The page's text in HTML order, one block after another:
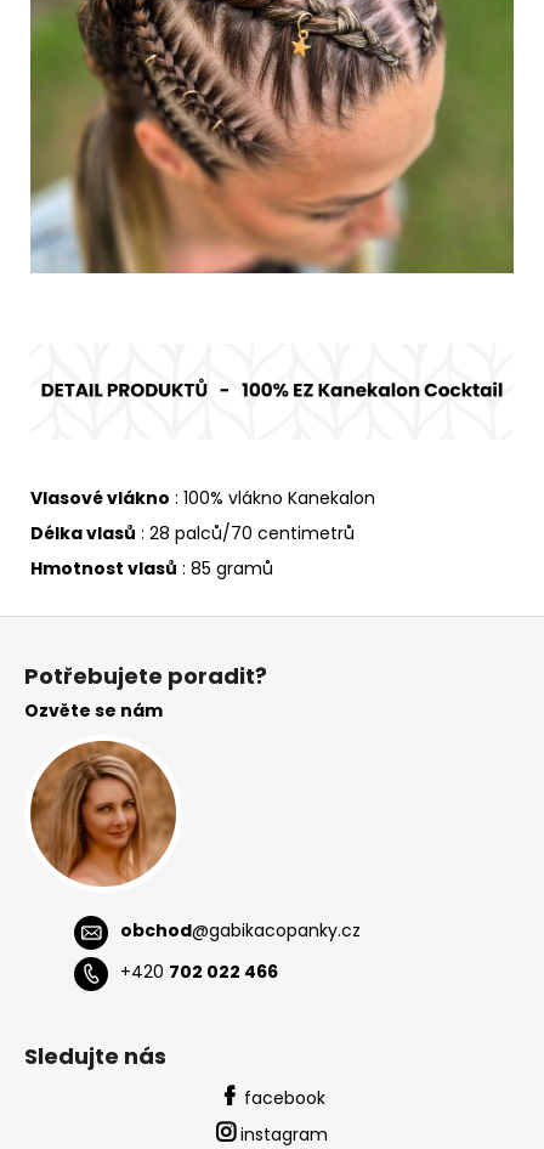
Vlasové vlákno : 100% vlákno Kanekalon
Délka vlasů : 28 palců/70 centimetrů
Hmotnost vlasů : 85 gramů
Potřebujete poradit?
Ozvěte se nám
obchod@gabikacopanky.cz
+420 702 022 466
Sledujte nás
facebook
instagram